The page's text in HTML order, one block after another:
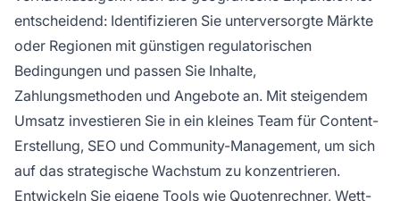
entscheidend: Identifizieren Sie unterversorgte Märkte
oder Regionen mit günstigen regulatorischen
Bedingungen und passen Sie Inhalte,
Zahlungsmethoden und Angebote an. Mit steigendem
Umsatz investieren Sie in ein kleines Team für Content-
Erstellung, SEO und Community-Management, um sich
auf das strategische Wachstum zu konzentrieren.
Entwickeln Sie eigene Tools wie Quotenrechner, Wett-